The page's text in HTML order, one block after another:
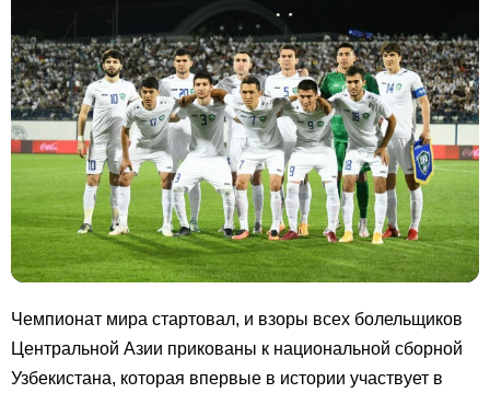
Чемпионат мира стартовал, и взоры всех болельщиков
Центральной Азии прикованы к национальной сборной
Узбекистана, которая впервые в истории участвует в